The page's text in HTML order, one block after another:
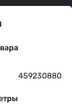
459230880